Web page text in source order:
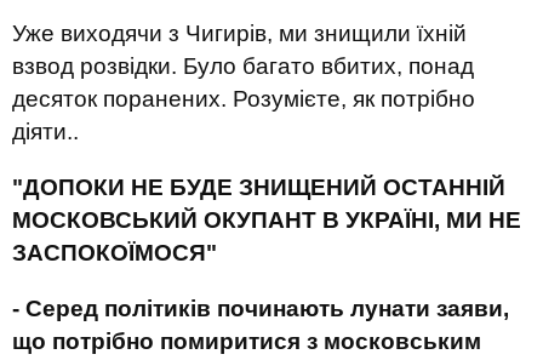
Уже виходячи з Чигирів, ми знищили їхній
взвод розвідки. Було багато вбитих, понад
десяток поранених. Розумієте, як потрібно
діяти..
"ДОПОКИ НЕ БУДЕ ЗНИЩЕНИЙ ОСТАННІЙ
МОСКОВСЬКИЙ ОКУПАНТ В УКРАЇНІ, МИ НЕ
ЗАСПОКОЇМОСЯ"
- Серед політиків починають лунати заяви,
що потрібно помиритися з московським